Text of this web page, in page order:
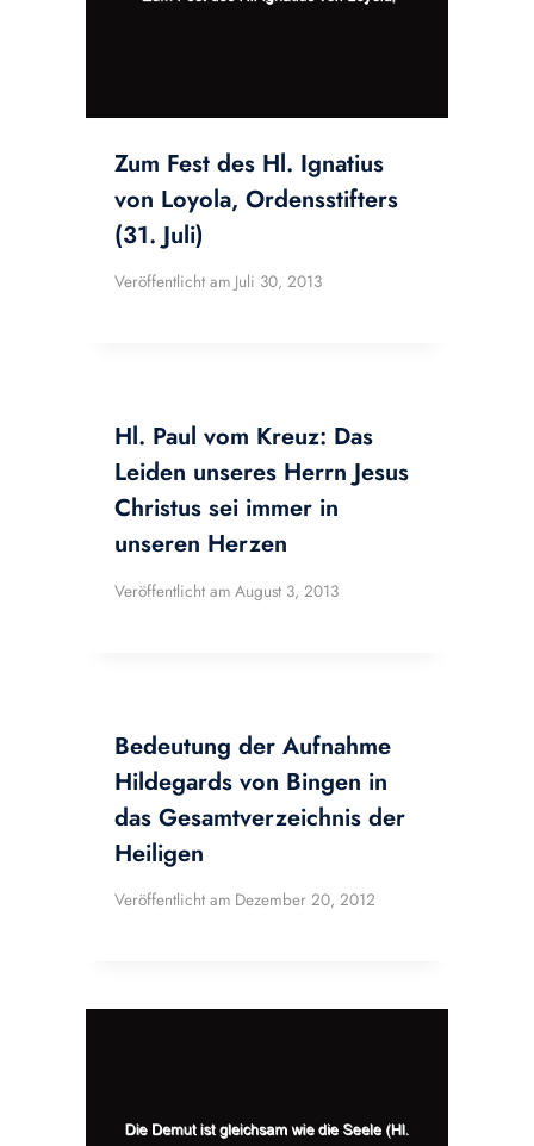
Zum Fest des Hl. Ignatius
von Loyola, Ordensstifters
(31. Juli)
Veröffentlicht am Juli 30, 2013
Hl. Paul vom Kreuz: Das
Leiden unseres Herrn Jesus
Christus sei immer in
unseren Herzen
Veröffentlicht am August 3, 2013
Bedeutung der Aufnahme
Hildegards von Bingen in
das Gesamtverzeichnis der
Heiligen
Veröffentlicht am Dezember 20, 2012